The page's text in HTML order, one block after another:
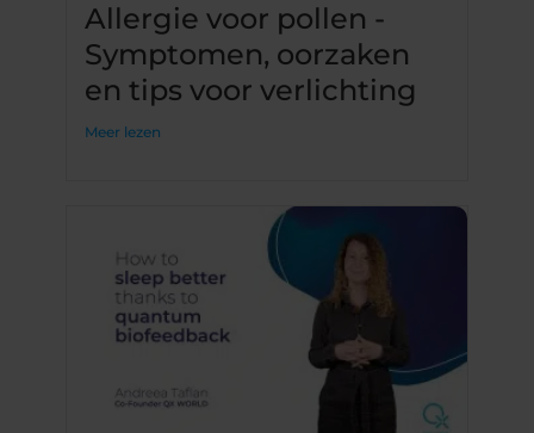
Allergie voor pollen -
Symptomen, oorzaken
en tips voor verlichting
Meer lezen